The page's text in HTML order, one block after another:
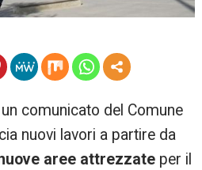
re
comunicato del Comune
nuovi lavori a partire da
aree attrezzate per il